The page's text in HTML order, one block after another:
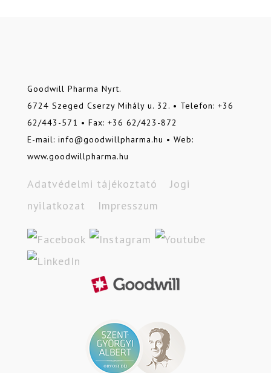
Goodwill Pharma Nyrt.
6724 Szeged Cserzy Mihály u. 32. • Telefon: +36
62/443-571 • Fax: +36 62/423-872
E-mail: info@goodwillpharma.hu • Web:
www.goodwillpharma.hu
Adatvédelmi tájékoztató
Jogi
nyilatkozat
Impresszum